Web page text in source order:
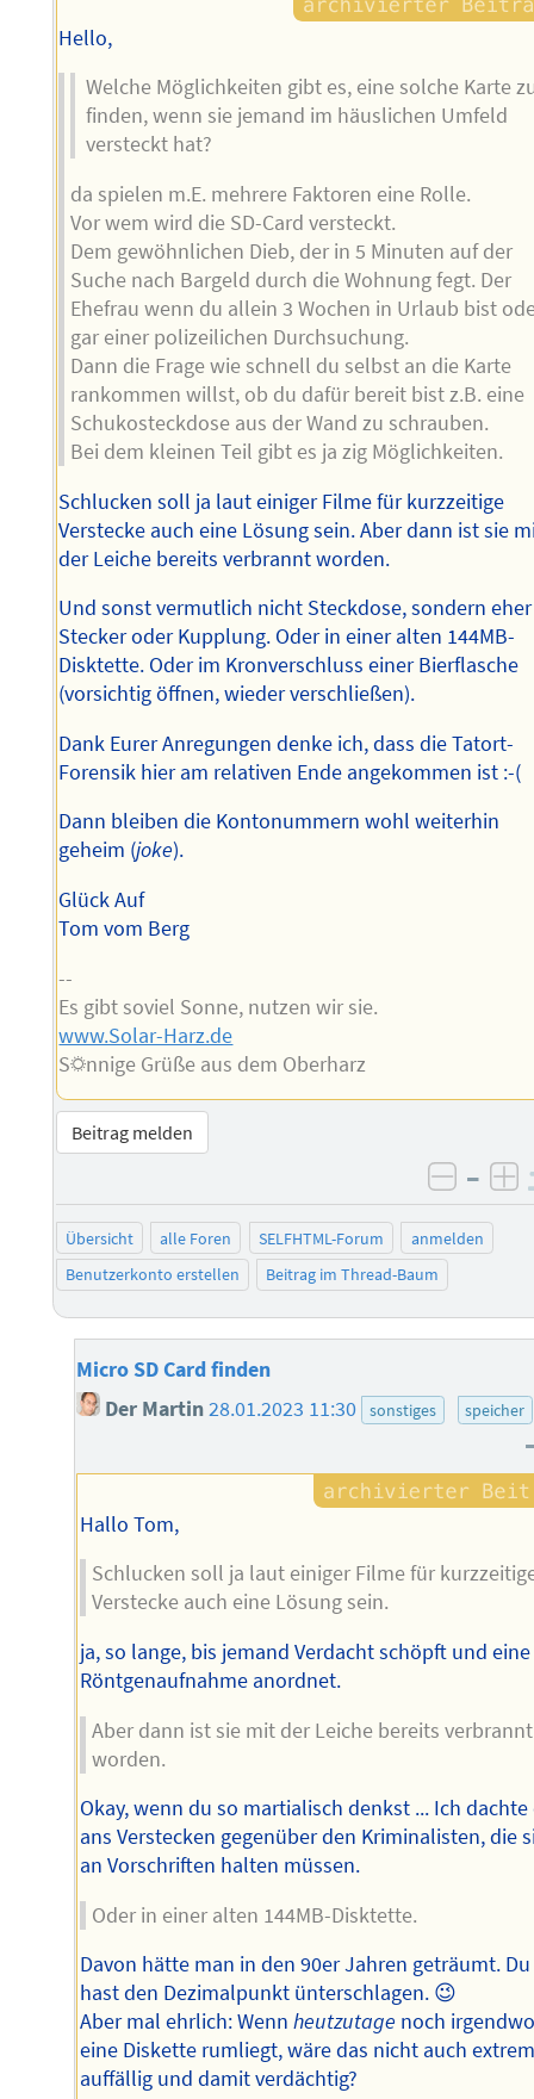
Hello,
Welche Möglichkeiten gibt es, eine solche Karte
finden, wenn sie jemand im häuslichen Umfeld
versteckt hat?
da spielen m.E. mehrere Faktoren eine Rolle.
Vor wem wird die SD-Card versteckt.
Dem gewöhnlichen Dieb, der in 5 Minuten auf der
Suche nach Bargeld durch die Wohnung fegt. Der
Ehefrau wenn du allein 3 Wochen in Urlaub bist
gar einer polizeilichen Durchsuchung.
Dann die Frage wie schnell du selbst an die Karte
rankommen willst, ob du dafür bereit bist z.B. eine
Schukosteckdose aus der Wand zu schrauben.
Bei dem kleinen Teil gibt es ja zig Möglichkeiten.
Schlucken soll ja laut einiger Filme für kurzzeitige
Verstecke auch eine Lösung sein. Aber dann ist sie
der Leiche bereits verbrannt worden.
Und sonst vermutlich nicht Steckdose, sondern eher
Stecker oder Kupplung. Oder in einer alten 144MB-
Disktette. Oder im Kronverschluss einer Bierflasche
(vorsichtig öffnen, wieder verschließen).
Dank Eurer Anregungen denke ich, dass die Tatort-
Forensik hier am relativen Ende angekommen ist :-(
Dann bleiben die Kontonummern wohl weiterhin
geheim (joke).
Glück Auf
Tom vom Berg
--
Es gibt soviel Sonne, nutzen wir sie.
www.Solar-Harz.de
S☼nnige Grüße aus dem Oberharz
Beitrag melden
–
Übersicht alle Foren SELFHTML-Forum
anmelden
Benutzerkonto erstellen
Beitrag im Thread-Baum
Micro SD Card finden
Der Martin28.01.2023 11:30 sonstiges speicher
Hallo Tom,
Schlucken soll ja laut einiger Filme für
Verstecke auch eine Lösung sein.
ja, so lange, bis jemand Verdacht schöpft und eine
Röntgenaufnahme anordnet.
Aber dann ist sie mit der Leiche bereits verbrannt
worden.
Okay, wenn du so martialisch denkst ... Ich dachte
ans Verstecken gegenüber den Kriminalisten, die
an Vorschriften halten müssen.
Oder in einer alten 144MB-Disktette.
Davon hätte man in den 90er Jahren geträumt. Du
hast den Dezimalpunkt ünterschlagen. 😉
Aber mal ehrlich: Wennheutzutage noch
eine Diskette rumliegt, wäre das nicht auch
auffällig und damit verdächtig?